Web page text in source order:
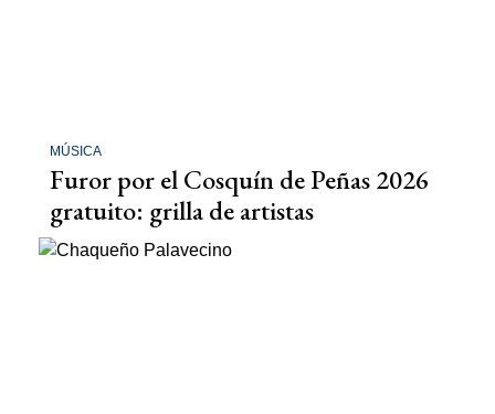
MÚSICA
Furor por el Cosquín de Peñas 2026
gratuito: grilla de artistas